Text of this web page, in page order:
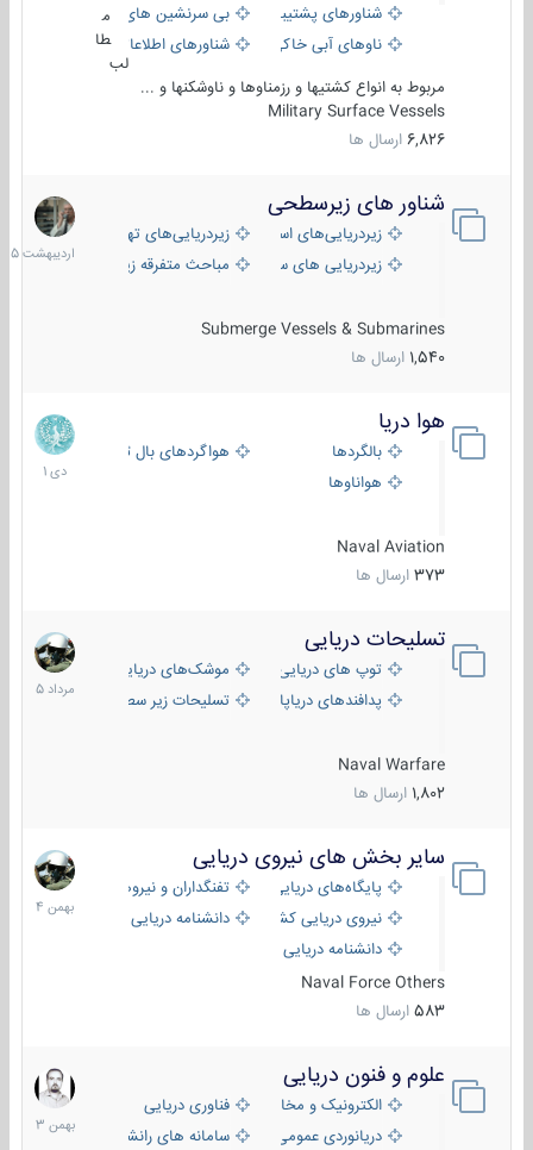
شناورهای پشتیبانی
بی سرنشین های دریایی
ناوهای آبی خاکی و نیروبرشناورهای اطلاعاتی و جاسوسی
طا
لب
مربوط به انواع کشتیها و رزمناوها و ناوشکنها و ...
Military Surface Vessels
6,826 ارسال ها
شناور های زیرسطحی
زیردریایی‌های استراتژیکزیردریایی‌های تهاجمی
زیردریایی های سبک
مباحث متفرقه زیرسطحی
Submerge Vessels & Submarines
1,540 ارسال ها
31
1405
هوا دریا
بالگردها
هواگردهای بال ثابت
هواناوها
Naval Aviation
373 ارسال ها
12
دی
1401
تسلیحات دریایی
توپ های دریایی
موشک‌های دریایی
پدافندهای دریاپایه
تسلیحات زیر سطحی
Naval Warfare
1,802 ارسال ها
2
مرداد
1405
سایر بخش های نیروی دریایی
پایگاه‌های دریایی
تفنگداران و نیروهای ویژه‌ی دریایی
نیروی دریایی کشورهای مختلفدانشنامه دریایی
دانشنامه دریایی کپی
Naval Force Others
583 ارسال ها
22
بهمن
1404
علوم و فنون دریایی
الکترونیک و مخابرات دریاییفناوری دریایی
دریانوردی عمومی
سامانه های رانشی دریایی
6
بهمن
1403